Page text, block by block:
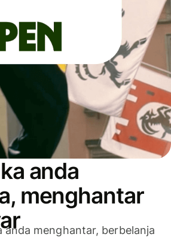
anda
menghantar
anda menghantar, berbelanja